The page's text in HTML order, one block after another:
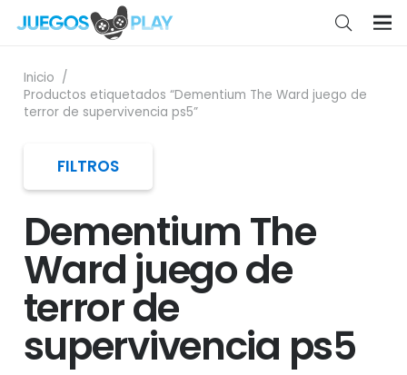
Inicio /
Productos etiquetados “Dementium The Ward juego de
terror de supervivencia ps5”
Dementium The
Ward juego de
terror de
supervivencia ps5
FILTROS